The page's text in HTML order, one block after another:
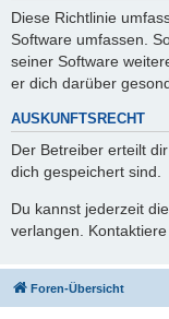
Diese Richtlinie
Software umfassen.
seiner Software
er dich darüber
AUSKUNFTSRECHT
Der Betreiber erteilt
dich gespeichert sind.
Du kannst jederzeit
verlangen.
Foren-Übersicht